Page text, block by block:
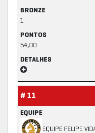
BRONZE
1
PONTOS
54,00
DETALHES
# 11
EQUIPE
EQUIPE FELIPE